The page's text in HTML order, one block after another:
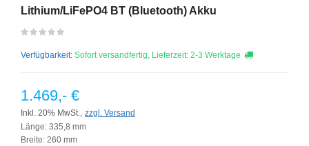
Lithium/LiFePO4 BT (Bluetooth) Akku
Verfügbarkeit: Sofort versandfertig, Lieferzeit: 2-3 Werktage
1.469,- €
Inkl. 20% MwSt., zzgl. Versand
Länge: 335,8 mm
Breite: 260 mm